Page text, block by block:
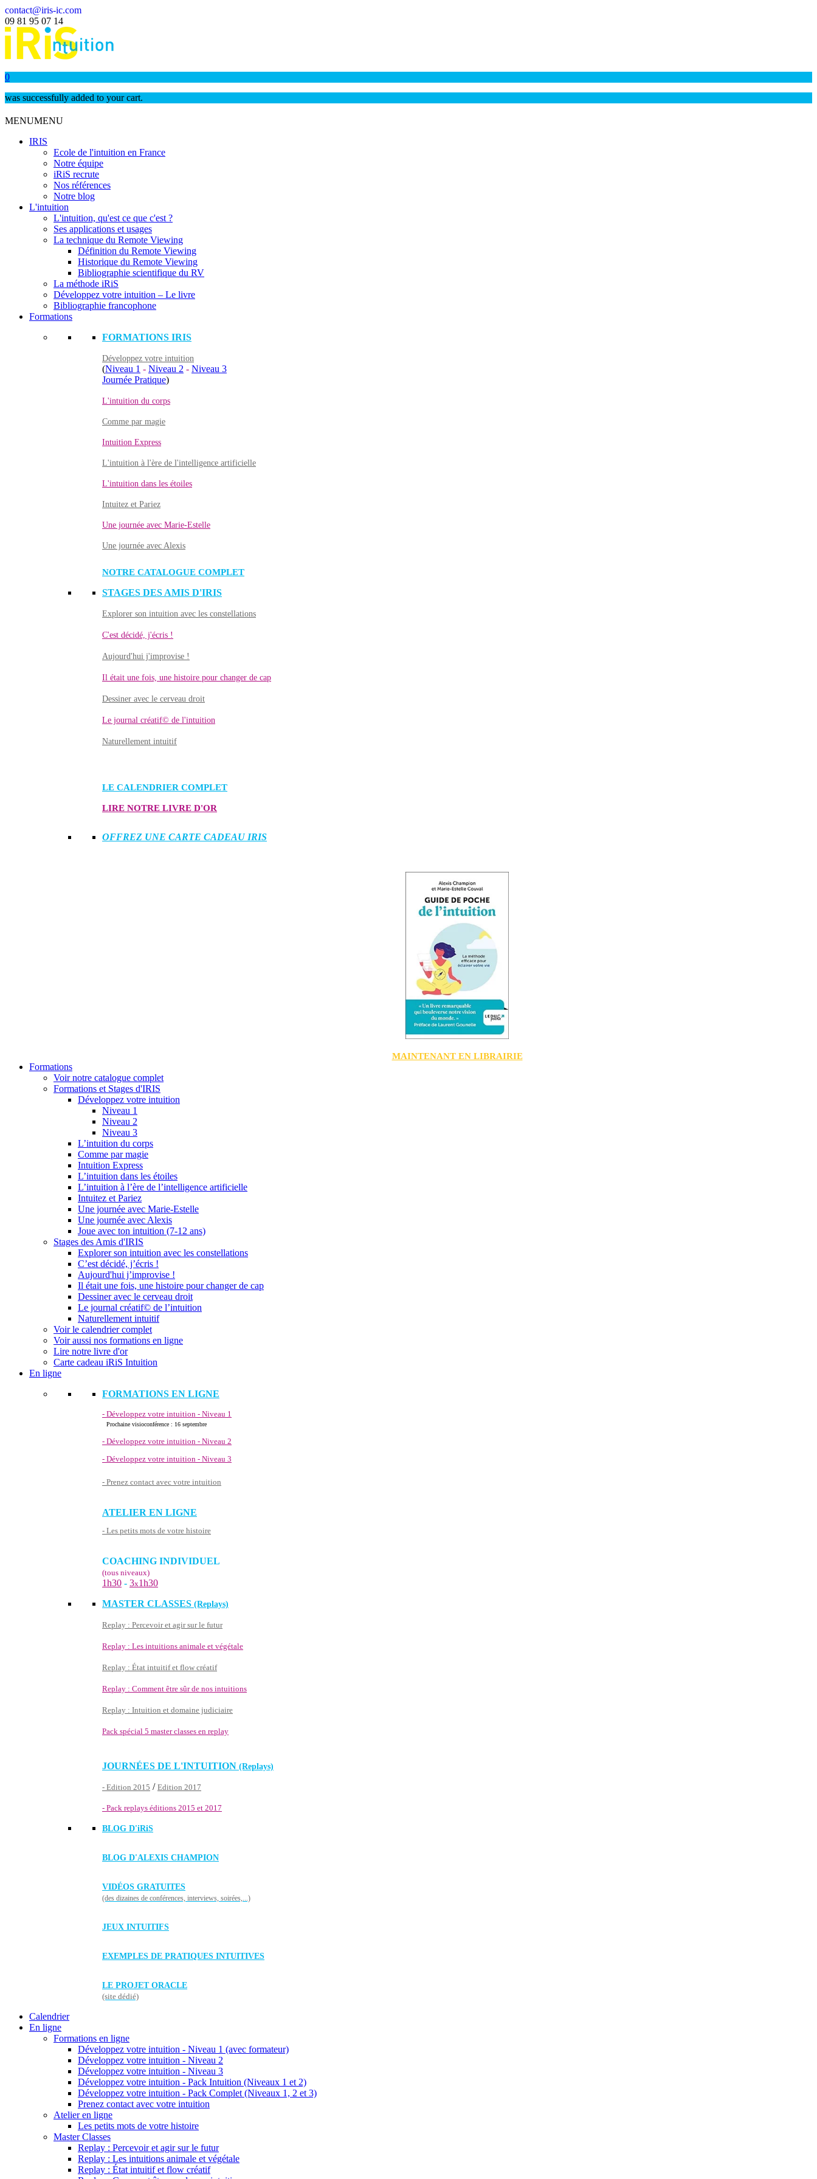
contact@iris-ic.com
09 81 95 07 14
0
was successfully added to your cart.
MENUMENU
IRIS
Ecole de l'intuition en France
Notre équipe
iRiS recrute
Nos références
Notre blog
L'intuition
L'intuition, qu'est ce que c'est ?
Ses applications et usages
La technique du Remote Viewing
Définition du Remote Viewing
Historique du Remote Viewing
Bibliographie scientifique du RV
La méthode iRiS
Développez votre intuition – Le livre
Bibliographie francophone
Formations
FORMATIONS IRIS
Développez votre intuition
(Niveau 1 - Niveau 2 - Niveau 3
Journée Pratique)
L'intuition du corps
Comme par magie
Intuition Express
L'intuition à l'ère de l'intelligence artificielle
L'intuition dans les étoiles
Intuitez et Pariez
Une journée avec Marie-Estelle
Une journée avec Alexis
NOTRE CATALOGUE COMPLET
STAGES DES AMIS D'IRIS
Explorer son intuition avec les constellations
C'est décidé, j'écris !
Aujourd'hui j'improvise !
Il était une fois, une histoire pour changer de cap
Dessiner avec le cerveau droit
Le journal créatif© de l'intuition
Naturellement intuitif
LE CALENDRIER COMPLET
LIRE NOTRE LIVRE D'OR
OFFREZ UNE CARTE CADEAU IRIS
MAINTENANT EN LIBRAIRIE
Formations
Voir notre catalogue complet
Formations et Stages d'IRIS
Développez votre intuition
Niveau 1
Niveau 2
Niveau 3
L’intuition du corps
Comme par magie
Intuition Express
L’intuition dans les étoiles
L’intuition à l’ère de l’intelligence artificielle
Intuitez et Pariez
Une journée avec Marie-Estelle
Une journée avec Alexis
Joue avec ton intuition (7-12 ans)
Stages des Amis d'IRIS
Explorer son intuition avec les constellations
C’est décidé, j’écris !
Aujourd'hui j’improvise !
Il était une fois, une histoire pour changer de cap
Dessiner avec le cerveau droit
Le journal créatif© de l’intuition
Naturellement intuitif
Voir le calendrier complet
Voir aussi nos formations en ligne
Lire notre livre d'or
Carte cadeau iRiS Intuition
En ligne
FORMATIONS EN LIGNE
- Développez votre intuition - Niveau 1
Prochaine visioconférence : 16 septembre
- Développez votre intuition - Niveau 2
- Développez votre intuition - Niveau 3
- Prenez contact avec votre intuition
ATELIER EN LIGNE
- Les petits mots de votre histoire
COACHING INDIVIDUEL
(tous niveaux)
1h30 - 3x1h30
MASTER CLASSES (Replays)
Replay : Percevoir et agir sur le futur
Replay : Les intuitions animale et végétale
Replay : État intuitif et flow créatif
Replay : Comment être sûr de nos intuitions
Replay : Intuition et domaine judiciaire
Pack spécial 5 master classes en replay
JOURNÉES DE L'INTUITION (Replays)
- Edition 2015 / Edition 2017
- Pack replays éditions 2015 et 2017
BLOG D'iRiS
BLOG D'ALEXIS CHAMPION
VIDÉOS GRATUITES
(des dizaines de conférences, interviews, soirées,...)
JEUX INTUITIFS
EXEMPLES DE PRATIQUES INTUITIVES
LE PROJET ORACLE
(site dédié)
Calendrier
En ligne
Formations en ligne
Développez votre intuition - Niveau 1 (avec formateur)
Développez votre intuition - Niveau 2
Développez votre intuition - Niveau 3
Développez votre intuition - Pack Intuition (Niveaux 1 et 2)
Développez votre intuition - Pack Complet (Niveaux 1, 2 et 3)
Prenez contact avec votre intuition
Atelier en ligne
Les petits mots de votre histoire
Master Classes
Replay : Percevoir et agir sur le futur
Replay : Les intuitions animale et végétale
Replay : État intuitif et flow créatif